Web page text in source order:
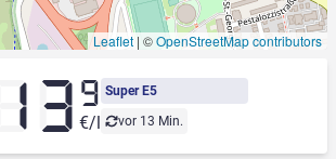
Leaflet | ©OpenStreetMap contributors
Super E5
vor 13 Min.
9
€/l